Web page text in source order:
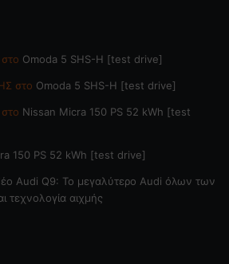
στο Omoda 5 SHS-H [test drive]
στο Omoda 5 SHS-H [test drive]
στο Nissan Micra 150 PS 52 kWh [test
150 PS 52 kWh [test drive]
Audi Q9: Το μεγαλύτερο Audi όλων των
τεχνολογία αιχμής